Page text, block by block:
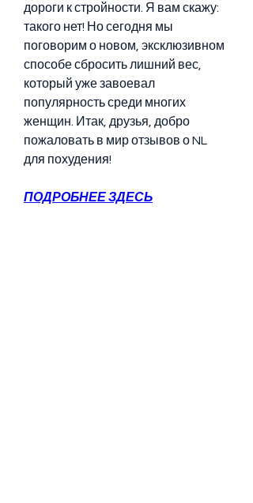
дороги к стройности. Я вам скажу:
такого нет! Но сегодня мы
поговорим о новом, эксклюзивном
способе сбросить лишний вес,
который уже завоевал
популярность среди многих
женщин. Итак, друзья, добро
пожаловать в мир отзывов о NL
для похудения!
ПОДРОБНЕЕ ЗДЕСЬ